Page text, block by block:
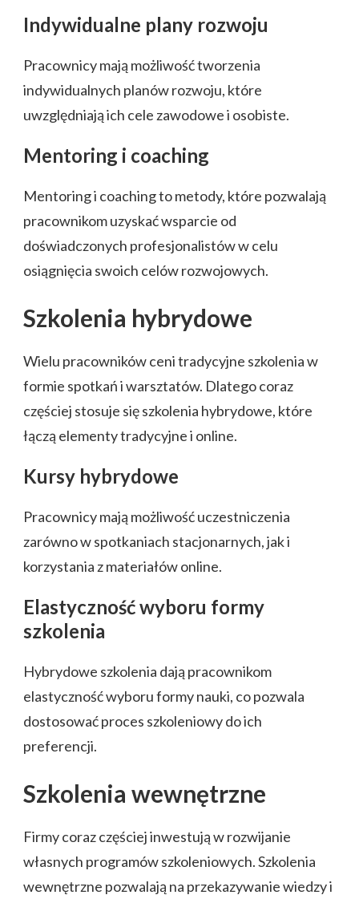
Indywidualne plany rozwoju
Pracownicy mają możliwość tworzenia
indywidualnych planów rozwoju, które
uwzględniają ich cele zawodowe i osobiste.
Mentoring i coaching
Mentoring i coaching to metody, które pozwalają
pracownikom uzyskać wsparcie od
doświadczonych profesjonalistów w celu
osiągnięcia swoich celów rozwojowych.
Szkolenia hybrydowe
Wielu pracowników ceni tradycyjne szkolenia w
formie spotkań i warsztatów. Dlatego coraz
częściej stosuje się szkolenia hybrydowe, które
łączą elementy tradycyjne i online.
Kursy hybrydowe
Pracownicy mają możliwość uczestniczenia
zarówno w spotkaniach stacjonarnych, jak i
korzystania z materiałów online.
Elastyczność wyboru formy
szkolenia
Hybrydowe szkolenia dają pracownikom
elastyczność wyboru formy nauki, co pozwala
dostosować proces szkoleniowy do ich
preferencji.
Szkolenia wewnętrzne
Firmy coraz częściej inwestują w rozwijanie
własnych programów szkoleniowych. Szkolenia
wewnętrzne pozwalają na przekazywanie wiedzy i